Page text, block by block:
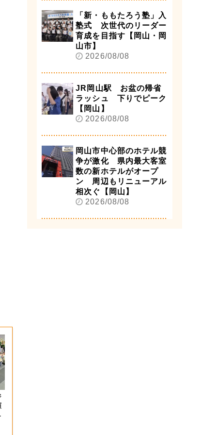
「新・ももたろう塾」入
塾式 次世代のリーダー
育成を目指す【岡山・岡
山市】
2026/08/08
JR岡山駅 お盆の帰省
ラッシュ 下りでピーク
【岡山】
2026/08/08
岡山市中心部のホテル競
争が激化 県内最大客室
数の新ホテルがオープ
ン 周辺もリニューアル
相次ぐ【岡山】
2026/08/08